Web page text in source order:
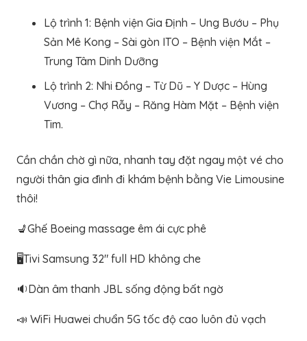
Lộ trình 1: Bệnh viện Gia Định – Ung Bướu – Phụ
Sản Mê Kong – Sài gòn ITO – Bệnh viện Mắt –
Trung Tâm Dinh Dưỡng
Lộ trình 2: Nhi Đồng – Từ Dũ – Y Dược – Hùng
Vương – Chợ Rẫy – Răng Hàm Mặt – Bệnh viện
Tim.
Cần chần chờ gì nữa, nhanh tay đặt ngay một vé cho
người thân gia đình đi khám bệnh bằng Vie Limousine
thôi!
💺Ghế Boeing massage êm ái cực phê
🖥️Tivi Samsung 32″ full HD không che
🔉Dàn âm thanh JBL sống động bất ngờ
📣 WiFi Huawei chuẩn 5G tốc độ cao luôn đủ vạch